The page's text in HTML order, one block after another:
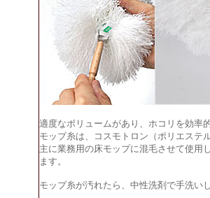
適度なボリュームがあり、ホコリを効率
モップ糸は、コスモトロン（ポリエステ
主に業務用の床モップに混毛させて使用
ます。
モップ糸が汚れたら、中性洗剤で手洗い